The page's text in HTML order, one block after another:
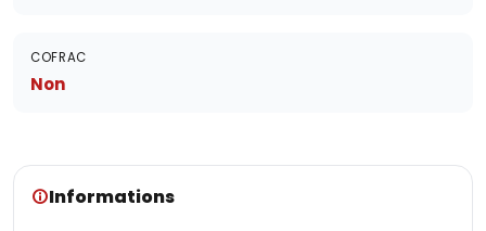
COFRAC
Non
Informations